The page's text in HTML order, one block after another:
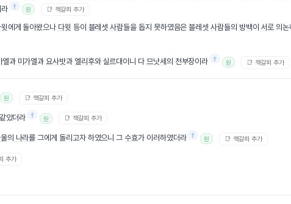
† 원 📑 책갈피 추가
에게 돌아왔으나 다윗 등이 블레셋 사람들을 돕지 못하였음은블레셋 사람들의 방백이 서로 의논
엘과 미가엘과요사밧과 엘리후와 실르대이니 다 므낫세 의 천부장이라 † 원 📑 책갈피 추가
원 📑 책갈피 추가
았더라 † 원 📑 책갈피 추가
의 나라를 그에게 돌리고자 하였으니 그수효가 이러하였더라 † 원 📑 책갈피 추가
추가